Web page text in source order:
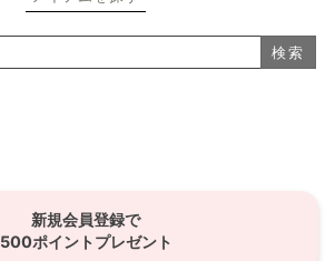
検索
新規会員登録で
500ポイントプレゼント